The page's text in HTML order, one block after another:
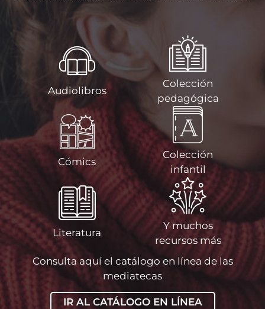
Audiolibros
Colección
pedagógica
Cómics
Colección
infantil
Literatura
Y muchos
recursos más
Consulta aquí el catálogo en línea de las
mediatecas
IR AL CATÁLOGO EN LÍNEA